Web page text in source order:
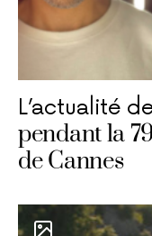
L’actualité
pendant la
de Cannes